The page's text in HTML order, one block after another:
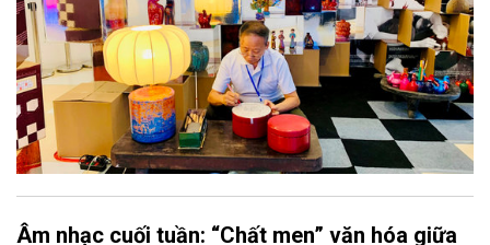
Âm nhạc cuối tuần: “Chất men” văn hóa giữa